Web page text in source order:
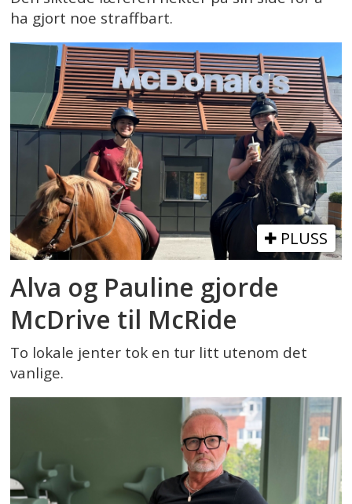
ha gjort noe straffbart.
PLUSS
Alva og Pauline gjorde
McDrive til McRide
To lokale jenter tok en tur litt utenom det
vanlige.